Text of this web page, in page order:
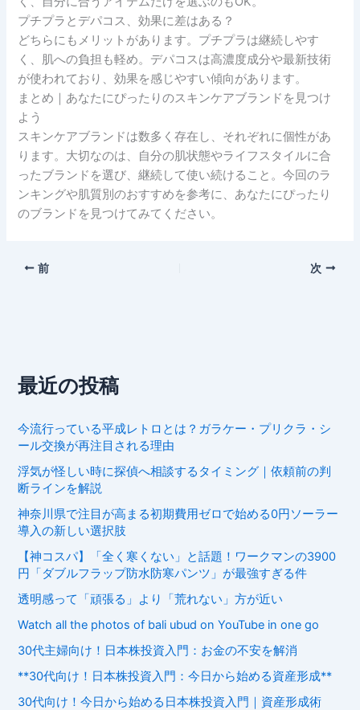
プチプラとデパコス、効果に差はある？
どちらにもメリットがあります。プチプラは継続しやす
く、肌への負担も軽め。デパコスは高濃度成分や最新技術
が使われており、効果を感じやすい傾向があります。
まとめ｜あなたにぴったりのスキンケアブランドを見つけ
よう
スキンケアブランドは数多く存在し、それぞれに個性があ
ります。大切なのは、自分の肌状態やライフスタイルに合
ったブランドを選び、継続して使い続けること。今回のラ
ンキングや肌質別のおすすめを参考に、あなたにぴったり
のブランドを見つけてみてください。
前 次
最近の投稿
今流行っている平成レトロとは？ガラケー・プリクラ・シ
ール交換が再注目される理由
浮気が怪しい時に探偵へ相談するタイミング｜依頼前の判
断ラインを解説
神奈川県で注目が高まる初期費用ゼロで始める0円ソーラー
導入の新しい選択肢
【神コスパ】「全く寒くない」と話題！ワークマンの3900
円「ダブルフラップ防水防寒パンツ」が最強すぎる件
透明感って「頑張る」より「荒れない」方が近い
Watch all the photos of bali ubud on YouTube in one go
30代主婦向け！日本株投資入門：お金の不安を解消
**30代向け！日本株投資入門：今日から始める資産形成**
30代向け！今日から始める日本株投資入門｜資産形成術